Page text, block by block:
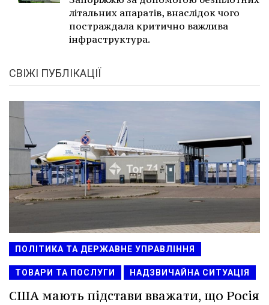
літальних апаратів, внаслідок чого
постраждала критично важлива
інфраструктура.
СВІЖІ ПУБЛІКАЦІЇ
ПОЛІТИКА ТА ДЕРЖАВНЕ УПРАВЛІННЯ
ТОВАРИ ТА ПОСЛУГИ НАДЗВИЧАЙНА СИТУАЦІЯ
США мають підстави вважати, що Росія